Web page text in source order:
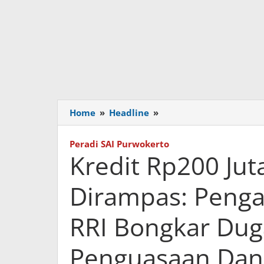
Home » Headline »
Rp200
Juta
ATM
Diduga
Dirampas:
Pengakuan
Istri
Pensiunan
RRI
Bongkar
Peradi SAI Purwokerto
Kredit Rp200
Dirampas:
RRI Bongkar
Penguasaan